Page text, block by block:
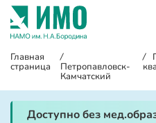
Главная
страница
/
Петропавловск-
Камчатский
/
Доступно без